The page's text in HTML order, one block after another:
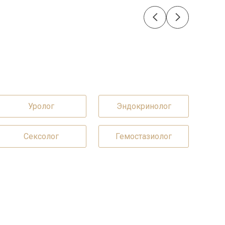
Уролог Эндокринолог
Сексолог Гемостазиолог